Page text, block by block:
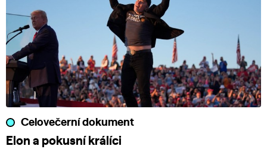
Celovečerní dokument
Elon a pokusní králíci